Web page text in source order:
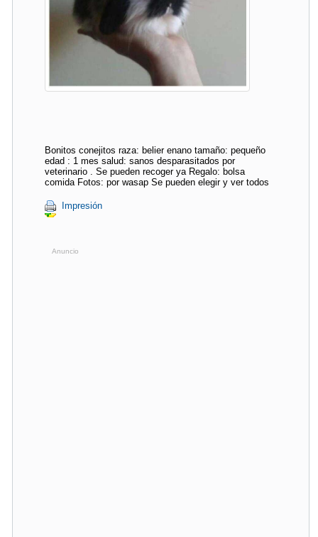
Bonitos conejitos raza: belier enano tamaño: pequeño
edad : 1 mes salud: sanos desparasitados por
veterinario . Se pueden recoger ya Regalo: bolsa
comida Fotos: por wasap Se pueden elegir y ver todos
Impresión
Anuncio